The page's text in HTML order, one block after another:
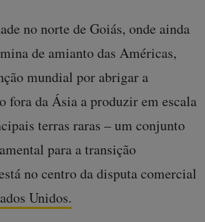
no norte de Goiás, onde ainda
de amianto das Américas,
mundial por abrigar a
fora da Ásia a produzir em escala
terras raras – um conjunto
para a transição
no centro da disputa comercial
Unidos.